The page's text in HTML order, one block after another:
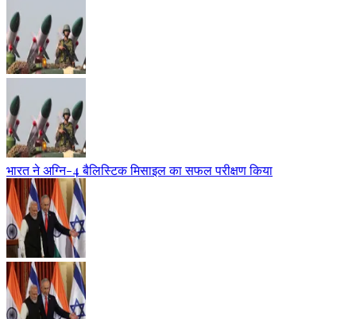
भारत ने अग्नि-4 बैलिस्टिक मिसाइल का सफल परीक्षण किया